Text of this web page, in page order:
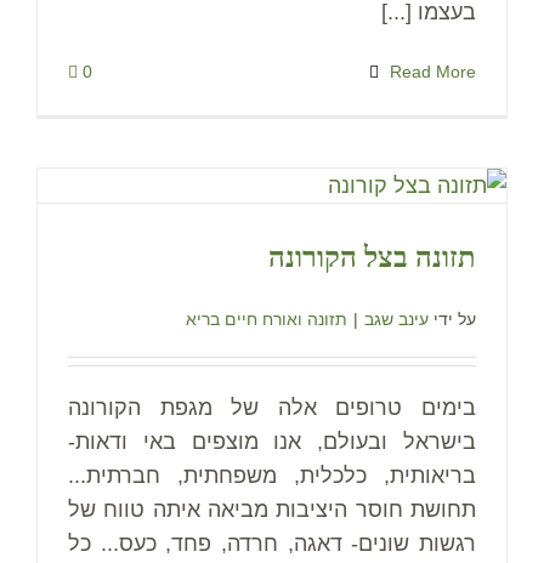
בעצמו [...]
Read More
0
תזונה בצל הקורונה
על ידי עינב שגב | תזונה ואורח חיים בריא
בימים טרופים אלה של מגפת הקורונה
בישראל ובעולם, אנו מוצפים באי ודאות-
בריאותית, כלכלית, משפחתית, חברתית...
תחושת חוסר היציבות מביאה איתה טווח של
רגשות שונים- דאגה, חרדה, פחד, כעס... כל